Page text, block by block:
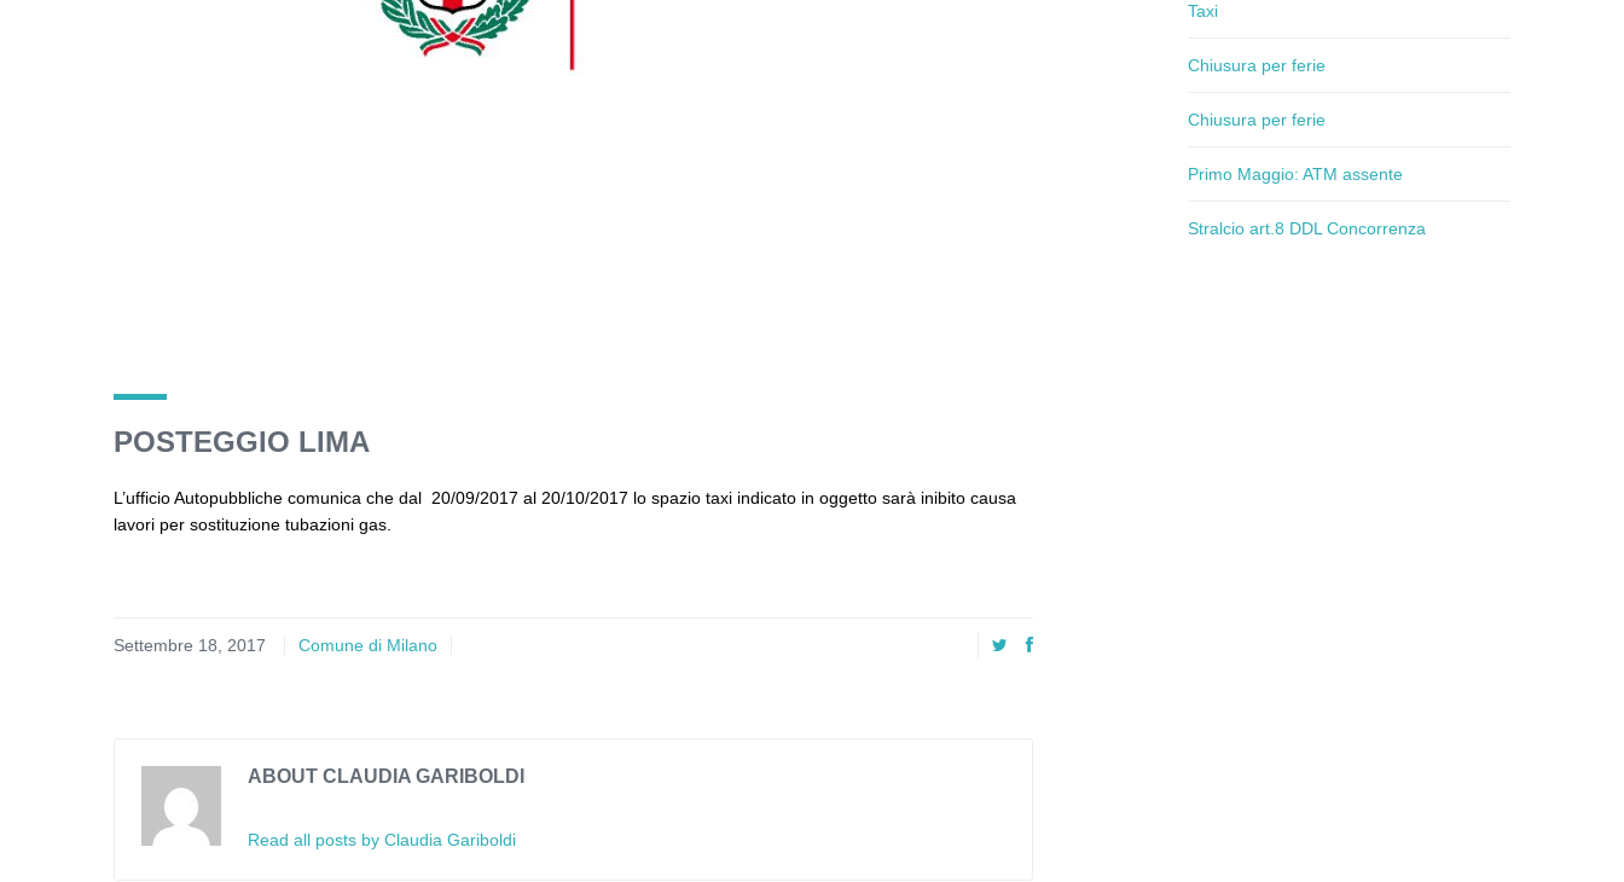
POSTEGGIO LIMA
L’ufficio Autopubbliche comunica che dal 20/09/2017 al 20/10/2017 lo spazio taxi indicato in oggetto sarà inibito causa
lavori per sostituzione tubazioni gas.
Settembre 18, 2017 Comune di Milano
ABOUT CLAUDIA GARIBOLDI
Read all posts by Claudia Gariboldi
Taxi
Chiusura per ferie
Chiusura per ferie
Primo Maggio: ATM assente
Stralcio art.8 DDL Concorrenza